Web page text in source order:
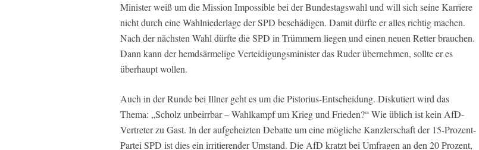
Minister weiß um die Mission Impossible bei der Bundestagswahl und will sich seine Karriere
nicht durch eine Wahlniederlage der SPD beschädigen. Damit dürfte er alles richtig machen.
Nach der nächsten Wahl dürfte die SPD in Trümmern liegen und einen neuen Retter brauchen.
Dann kann der hemdsärmelige Verteidigungsminister das Ruder übernehmen, sollte er es
überhaupt wollen.
Auch in der Runde bei Illner geht es um die Pistorius-Entscheidung. Diskutiert wird das
Thema: „Scholz unbeirrbar – Wahlkampf um Krieg und Frieden?“ Wie üblich ist kein AfD-
Vertreter zu Gast. In der aufgeheizten Debatte um eine mögliche Kanzlerschaft der 15-Prozent-
Partei SPD ist dies ein irritierender Umstand. Die AfD kratzt bei Umfragen an den 20 Prozent,